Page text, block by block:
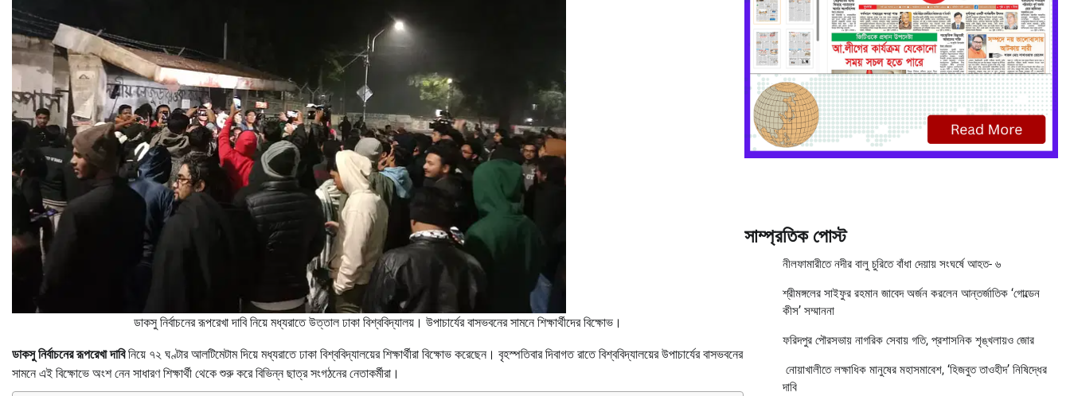
ডাকসু নির্বাচনের রূপরেখা দাবি নিয়ে মধ্যরাতে উত্তাল ঢাকা বিশ্ববিদ্যালয়। উপাচার্যের বাসভবনের সামনে শিক্ষার্থীদের বিক্ষোভ।
ডাকসু নির্বাচনের রূপরেখা দাবিনিয়ে ৭২ ঘণ্টার আলটিমেটাম দিয়ে মধ্যরাতে ঢাকা বিশ্ববিদ্যালয়ের শিক্ষার্থীরা বিক্ষোভ করেছেন। বৃহস্পতিবার দিবাগত রাতে বিশ্ববিদ্যালয়ের উপাচার্যের বাসভবনের
সামনে এই বিক্ষোভে অংশ নেন সাধারণ শিক্ষার্থী থেকে শুরু করে বিভিন্ন ছাত্র সংগঠনের নেতাকর্মীরা।
সাম্প্রতিক পোস্ট
নীলফামারীতে নদীর বালু চুরিতে বাঁধা দেয়ায় সংঘর্ষে আহত- ৬
শ্রীমঙ্গলের সাইফুর রহমান জাবেদ অর্জন করলেন আন্তর্জাতিক ‘গোল্ডেন
কীস’ সম্মাননা
ফরিদপুর পৌরসভায় নাগরিক সেবায় গতি, প্রশাসনিক শৃঙ্খলায়ও জোর
নোয়াখালীতে লক্ষাধিক মানুষের মহাসমাবেশ, ‘হিজবুত তাওহীদ’ নিষিদ্ধের
দাবি